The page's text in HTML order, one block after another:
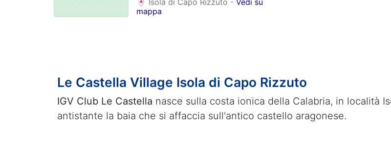
Isola di Capo Rizzuto - Vedi su
mappa
Le Castella Village Isola di Capo Rizzuto
IGV Club Le Castella nasce sulla costa ionica della Calabria, in località
antistante la baia che si affaccia sull'antico castello aragonese.